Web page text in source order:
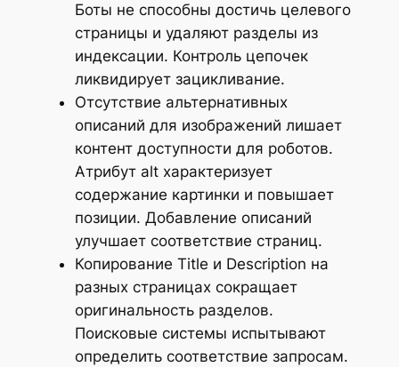
Боты не способны достичь целевого
страницы и удаляют разделы из
индексации. Контроль цепочек
ликвидирует зацикливание.
Отсутствие альтернативных
описаний для изображений лишает
контент доступности для роботов.
Атрибут alt характеризует
содержание картинки и повышает
позиции. Добавление описаний
улучшает соответствие страниц.
Копирование Title и Description на
разных страницах сокращает
оригинальность разделов.
Поисковые системы испытывают
определить соответствие запросам.